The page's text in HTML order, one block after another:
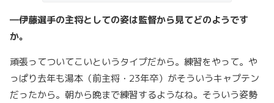
―伊藤選手の主将としての姿は監督から見てどのようです
か。
頑張ってついてこいというタイプだから。練習をやって。や
っぱり去年も湯本（前主将・23年卒）がそういうキャプテン
だったから。朝から晩まで練習するようなね。そういう姿勢